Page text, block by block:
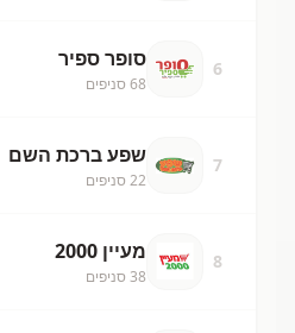
6 סופר ספיר
68 סניפים
7 שפע ברכת השם
22 סניפים
8 מעיין 2000
38 סניפים